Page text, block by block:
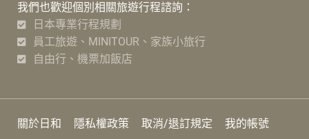
我們也歡迎個別相關旅遊行程諮詢：
日本專業行程規劃
員工旅遊、MINITOUR、家族小旅行
自由行、機票加飯店
關於日和 隱私權政策 取消/退訂規定 我的帳號